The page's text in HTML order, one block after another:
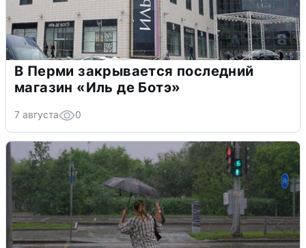
В Перми закрывается последний
магазин «Иль де Ботэ»
7 августа 0